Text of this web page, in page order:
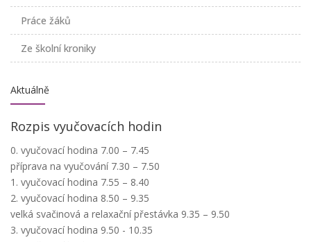
Práce žáků
Ze školní kroniky
Aktuálně
Rozpis vyučovacích hodin
0. vyučovací hodina 7.00 – 7.45
příprava na vyučování 7.30 – 7.50
1. vyučovací hodina 7.55 – 8.40
2. vyučovací hodina 8.50 – 9.35
velká svačinová a relaxační přestávka 9.35 – 9.50
3. vyučovací hodina 9.50 - 10.35